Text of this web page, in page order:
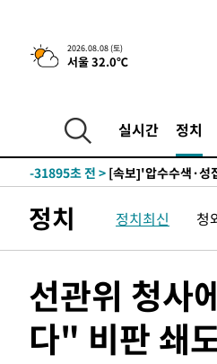
2026.08.08 (토)
서울 32.0℃
실시간 정치
-13642초 전 >
-31895초 전 > [속보]'압수수색·성
-13642초 전 >
[속보]뉴욕증시 상
-31895초 전 >[속보]'압수수색·성
-13642초 전 >[속보]뉴욕증시 상
정치 정치최신 청
선관위 청사
다" 비판 쇄